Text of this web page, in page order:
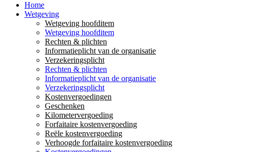
Home
Wetgeving
Wetgeving hoofditem
Wetgeving hoofditem
Rechten & plichten
Informatieplicht van de organisatie
Verzekeringsplicht
Rechten & plichten
Informatieplicht van de organisatie
Verzekeringsplicht
Kostenvergoedingen
Geschenken
Kilometervergoeding
Forfaitaire kostenvergoeding
Reële kostenvergoeding
Verhoogde forfaitaire kostenvergoeding